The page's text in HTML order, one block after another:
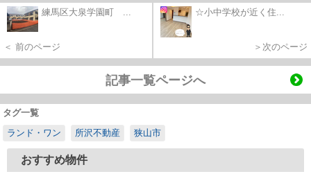
練馬区大泉学園町 ...
＜ 前のページ
☆小中学校が近く住...
＞次のページ
記事一覧ページへ
タグ一覧
ランド・ワン
所沢不動産 狭山市
おすすめ物件